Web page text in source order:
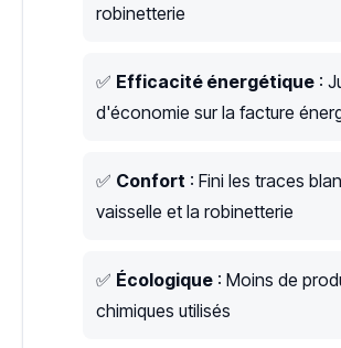
robinetterie
✅ Efficacité énergétique :
d'économie sur la facture
✅ Confort : Fini les traces
vaisselle et la robinetterie
✅ Écologique : Moins de
chimiques utilisés